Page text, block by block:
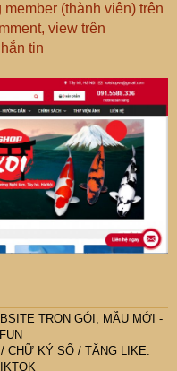
member (thành viên) trên
view trên
tin
TRỌN GÓI, MẪU MỚI -
/ CHỮ KÝ SỐ / TĂNG LIKE: